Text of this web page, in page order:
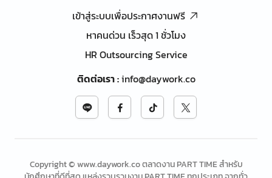
เข้าสู่ระบบเพื่อประกาศงานฟรี
หาคนด่วน เร็วสุด 1 ชั่วโมง
HR Outsourcing Service
ติดต่อเรา:info@daywork.co
Copyright © www.daywork.co ตลาดงาน PART TIME สำหรับ